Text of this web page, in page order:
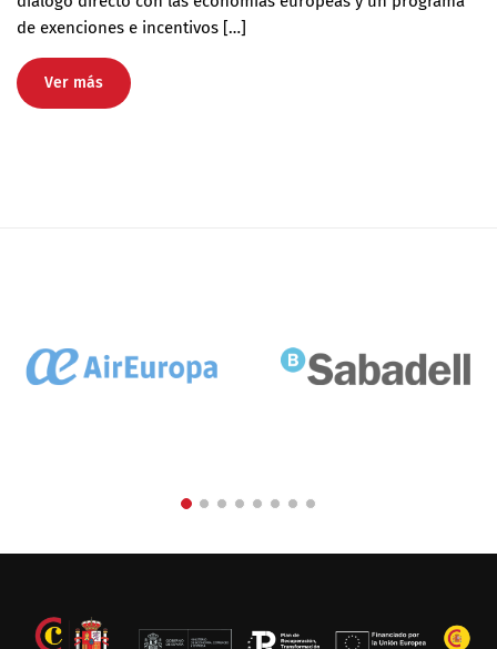
de exenciones e incentivos […]
Ver más